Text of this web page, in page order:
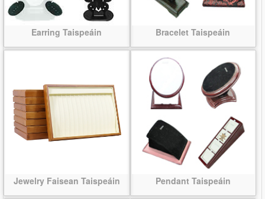
Earring Taispeáin Bracelet Taispeáin
Jewelry Faisean Taispeáin Pendant Taispeáin